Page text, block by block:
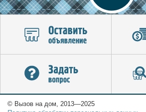
© Вызов на дом, 2013—2025